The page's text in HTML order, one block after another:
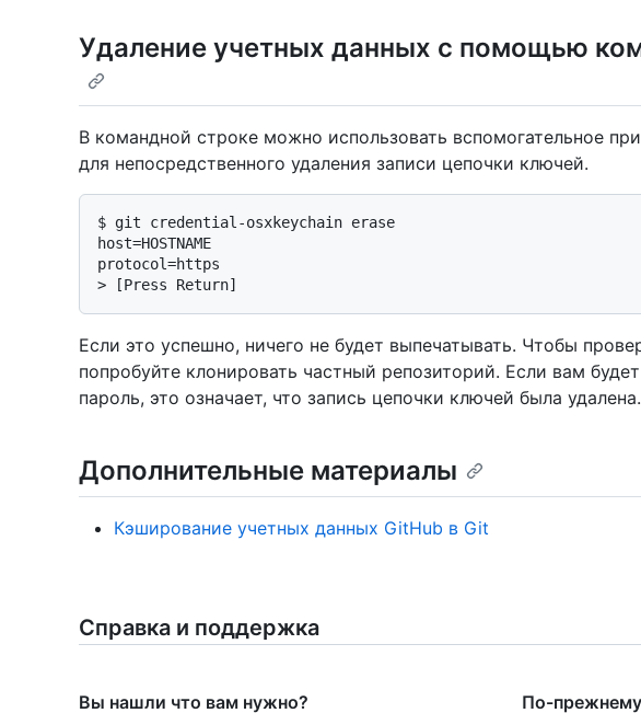
Удаление учетных данных с помощью
В командной строке можно использовать вспомогательное
для непосредственного удаления записи цепочки ключей.
$ git credential-osxkeychain erase
host=HOSTNAME
>
[Press Return]
Если это успешно, ничего не будет выпечатывать. Чтобы
попробуйте клонировать частный репозиторий. Если вам
пароль, это означает, что запись цепочки ключей была удалена.
Дополнительные материалы
Кэширование учетных данных GitHub в Git
Справка и поддержка
Вы нашли что вам нужно? По-